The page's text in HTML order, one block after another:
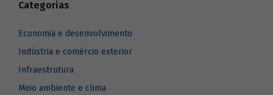
Categorias
Economia e desenvolvimento
Indústria e comércio exterior
Infraestrutura
Meio ambiente e clima